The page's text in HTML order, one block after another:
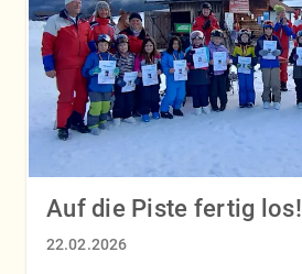
Auf die Piste fertig los!
22.02.2026